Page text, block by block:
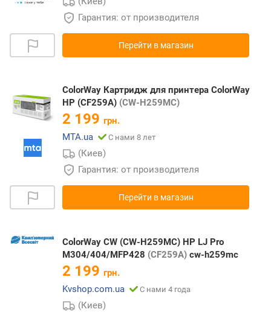
Гарантия: от производителя
Перейти в магазин
ColorWay Картридж для принтера ColorWay
HP (CF259A) (CW-H259MC)
2 199 грн.
MTA.ua
С нами 8 лет
(Киев)
Гарантия: от производителя
Перейти в магазин
ColorWay CW (CW-H259MC) HP LJ Pro
M304/404/MFP428 (CF259A) cw-h259mc
2 199 грн.
Kvshop.com.ua
С нами 4 года
(Киев)